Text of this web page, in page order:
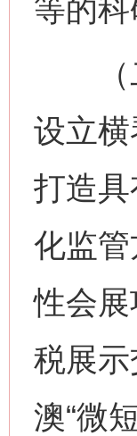
等的
（二
设立
打造
化监管
性会
税展
澳“微